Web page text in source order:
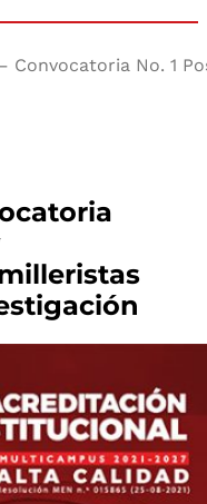
Convocatoria No. 1